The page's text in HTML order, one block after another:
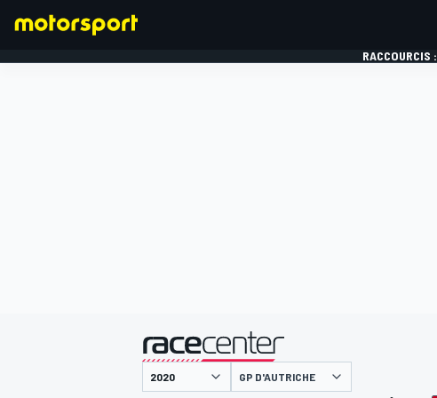
RACCOURCIS :
présenté par
GP D'AUTRICHE